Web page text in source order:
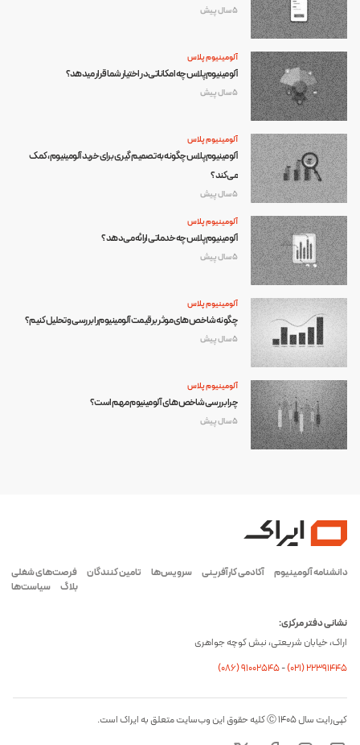
5 سال پیش
آلومینیوم پلاس
آلومینیوم پلاس چه امکاناتی در اختیار شما قرار میدهد؟
5 سال پیش
آلومینیوم پلاس
آلومینیوم پلاس چگونه به تصمیم گیری برای خرید آلومینیوم، کمک
می‌کند؟
5 سال پیش
آلومینیوم پلاس
آلومینیوم پلاس چه خدماتی ارائه می‌دهد؟
5 سال پیش
آلومینیوم پلاس
چگونه شاخص های موثر برقیمت آلومینیوم را بررسی و تحلیل کنیم؟
5 سال پیش
آلومینیوم پلاس
چرا بررسی شاخص های آلومینیوم مهم است؟
5 سال پیش
دانشنامه آلومینیوم آکادمی کارآفرینی سرویس‌ها تامین کنندگان
فرصت‌های شغلی
بلاگ
سیاست‌ها
نشانی دفتر مرکزی:
اراک، خیابان شریعتی، نبش کوچه جواهری
(۰۸۶) ۹۱۰۰۲۵۴۵-(۰21) 22391445
کپی‌رایت سال ۱۴۰۵ Ⓒ کلیه حقوق این وب‌سایت متعلق به ایراک است.